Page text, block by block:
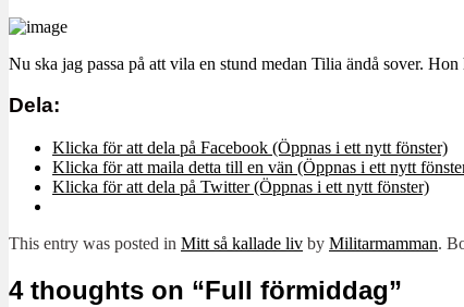
Nu ska jag passa på att vila en stund medan Tilia ändå sover.
Dela:
Klicka för att dela på Facebook (Öppnas i ett nytt fönster)
Klicka för att maila detta till en vän (Öppnas i ett nytt
Klicka för att dela på Twitter (Öppnas i ett nytt fönster)
This entry was posted in Mitt så kallade liv by Militarmamman.
4 thoughts on “Full förmiddag”